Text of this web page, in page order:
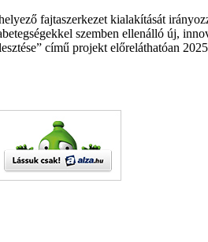
fajtaszerkezet kialakítását
szemben ellenálló új,
című projekt előreláthatóan